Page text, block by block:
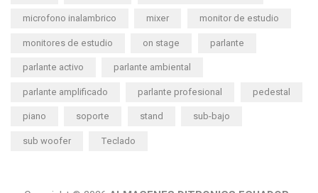
microfono inalambrico mixer monitor de estudio
monitores de estudio on stage parlante
parlante activo parlante ambiental
parlante amplificado parlante profesional pedestal
piano soporte stand sub-bajo
sub woofer Teclado